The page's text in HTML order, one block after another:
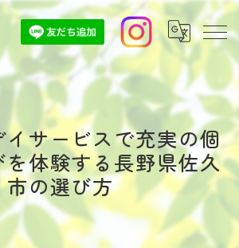
サービスで充実の個
体験する長野県佐久
市の選び方